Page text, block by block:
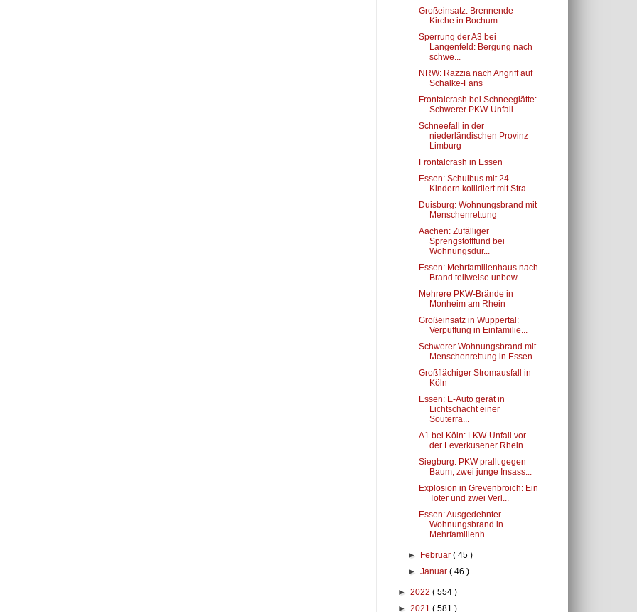
Großeinsatz: Brennende
Kirche in Bochum
Sperrung der A3 bei
Langenfeld: Bergung nach
schwe...
NRW: Razzia nach Angriff auf
Schalke-Fans
Frontalcrash bei Schneeglätte:
Schwerer PKW-Unfall...
Schneefall in der
niederländischen Provinz
Limburg
Frontalcrash in Essen
Essen: Schulbus mit 24
Kindern kollidiert mit Stra...
Duisburg: Wohnungsbrand mit
Menschenrettung
Aachen: Zufälliger
Sprengstofffund bei
Wohnungsdur...
Essen: Mehrfamilienhaus nach
Brand teilweise unbew...
Mehrere PKW-Brände in
Monheim am Rhein
Großeinsatz in Wuppertal:
Verpuffung in Einfamilie...
Schwerer Wohnungsbrand mit
Menschenrettung in Essen
Großflächiger Stromausfall in
Köln
Essen: E-Auto gerät in
Lichtschacht einer
Souterra...
A1 bei Köln: LKW-Unfall vor
der Leverkusener Rhein...
Siegburg: PKW prallt gegen
Baum, zwei junge Insass...
Explosion in Grevenbroich: Ein
Toter und zwei Verl...
Essen: Ausgedehnter
Wohnungsbrand in
Mehrfamilienh...
► Februar( 45 )
►Januar( 46 )
► 2022 ( 554 )
► 2021 ( 581 )